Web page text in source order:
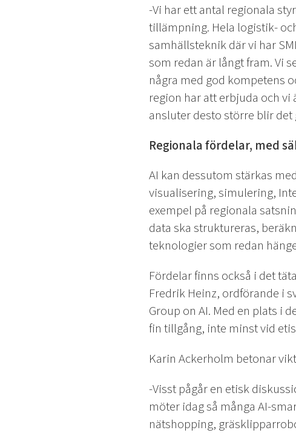
-Vi har ett antal regionala
tillämpning. Hela logistik-
samhällsteknik där vi har
som redan är långt fram. Vi
några med god kompetens
region har att erbjuda och vi
ansluter desto större blir
Regionala fördelar, med
AI kan dessutom stärkas
visualisering, simulering,
exempel på regionala
data ska struktureras,
teknologier som redan
Fördelar finns också i det
Fredrik Heinz, ordförande i
Group on AI. Med en plats i
fin tillgång, inte minst vid
Karin Ackerholm betonar
-Visst pågår en etisk
möter idag så många AI-
nätshopping,